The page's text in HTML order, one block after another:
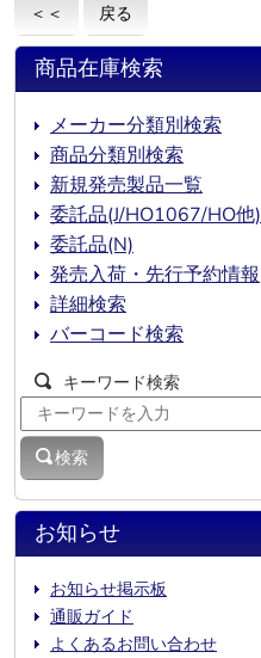
＜＜ 戻る
お知らせ
お知らせ掲示板
通販ガイド
よくあるお問い合わせ
商品在庫検索
メーカー分類別検索
商品分類別検索
新規発売製品一覧
委託品(J/HO1067/HO他)
委託品(N)
発売入荷・先行予約情報
詳細検索
バーコード検索
キーワード検索
検索